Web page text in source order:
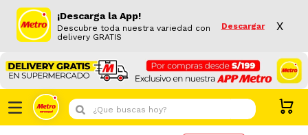
¡Descarga la App!
Descubre toda nuestra variedad con
delivery GRATIS
Descargar X
¿Que buscas hoy?